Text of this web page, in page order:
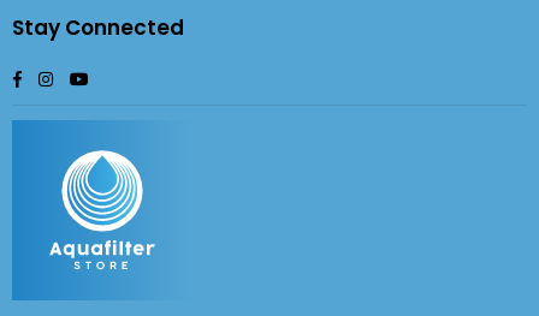
Stay Connected
Facebook
Instagram